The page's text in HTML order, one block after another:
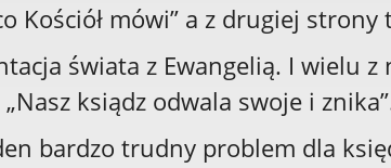
Kościół mówi” a z drugiej
świata z Ewangelią. I wielu
ksiądz odwala swoje i
bardzo trudny problem dla